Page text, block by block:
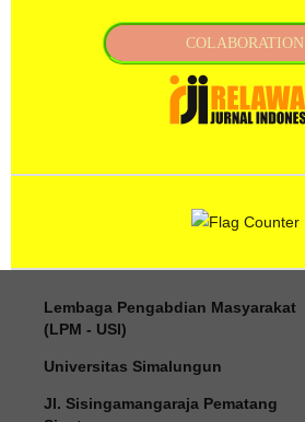
COLABORATION
Lembaga Pengabdian Masyarakat
(LPM - USI)
Universitas Simalungun
Jl. Sisingamangaraja Pematang